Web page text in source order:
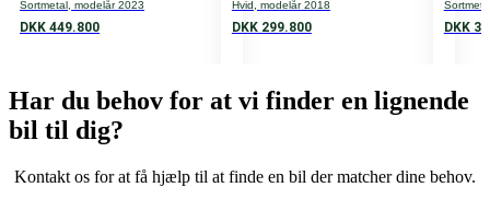
550
6
Ventiler
24
Sortmetal, modelår 2023
DKK 449.800
Hvid, modelår 2018
DKK 299.800 DKK
Har du behov for at vi finder en lignende
bil til dig?
Kontakt os forat få hjælp til at finde en bil der matcher dine behov.